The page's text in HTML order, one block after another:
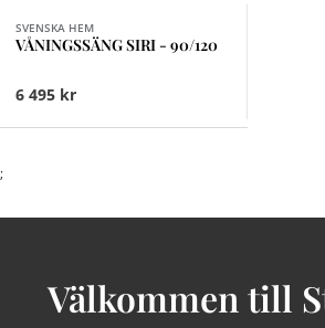
SVENSKA HEM
VÅNINGSSÄNG SIRI - 90/120
6 495 kr
;
Välkommen till